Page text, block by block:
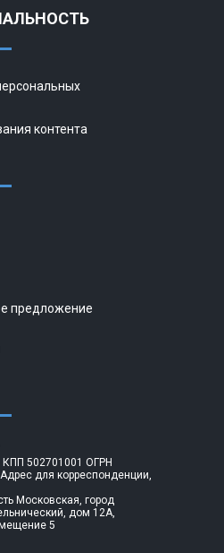
контента
предложение
502701001 ОГРН
для корреспонденции,
Московская, город
дом 12А,
5